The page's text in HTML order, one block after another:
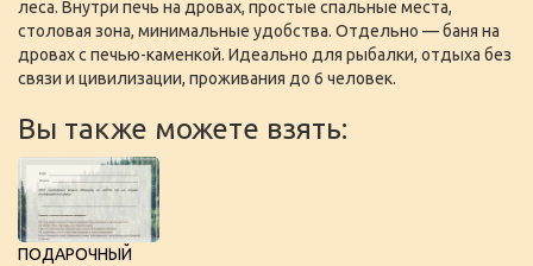
леса. Внутри печь на дровах, простые спальные места,
столовая зона, минимальные удобства. Отдельно — баня на
дровах с печью-каменкой. Идеально для рыбалки, отдыха без
связи и цивилизации, проживания до 6 человек.
Вы также можете взять:
ПОДАРОЧНЫЙ